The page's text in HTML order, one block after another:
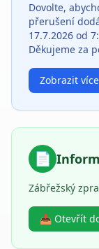
Dovolte,
přerušení
17.7.2026 od
Děkujeme za
Zobrazit více
📄
Zábřežský
📥 Otevřít